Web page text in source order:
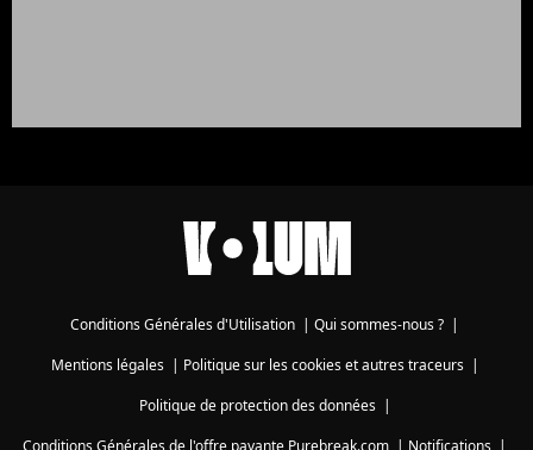
Conditions Générales d'Utilisation | Qui sommes-nous ? |
Mentions légales| Politique sur les cookies et autres traceurs|
Politique de protection des données|
Conditions Générales de l'offre payante Purebreak.com | Notifications |